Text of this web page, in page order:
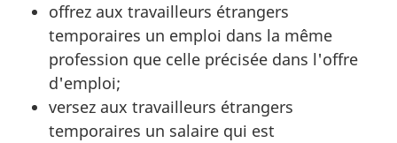
offrez aux travailleurs étrangers
temporaires un emploi dans la même
profession que celle précisée dans l'offre
d'emploi;
versez aux travailleurs étrangers
temporaires un salaire qui est